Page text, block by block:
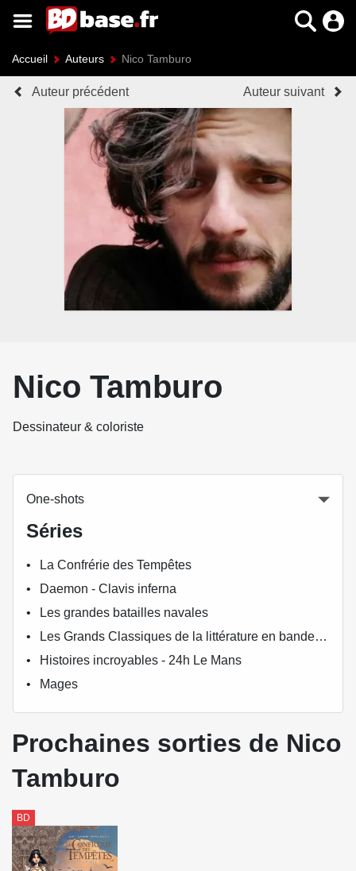
Accueil Auteurs Nico Tamburo
Auteur précédent Auteur suivant
Nico Tamburo
Dessinateur & coloriste
One-shots
Séries
La Confrérie des Tempêtes
Daemon - Clavis inferna
Les grandes batailles navales
Les Grands Classiques de la littérature en bande dessinée
Histoires incroyables - 24h Le Mans
Mages
Prochaines sorties de Nico
Tamburo
BD